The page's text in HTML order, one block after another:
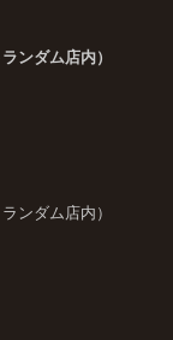
ンダム店内）
ンダム店内）